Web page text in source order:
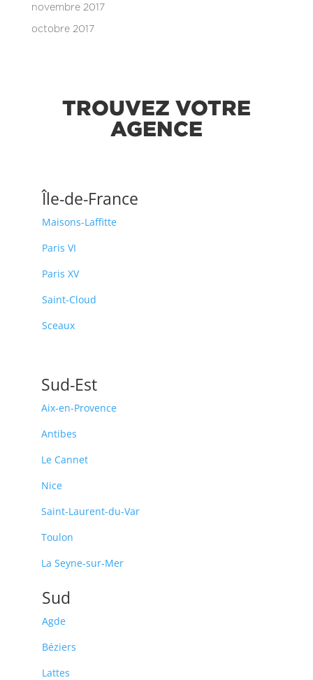
novembre 2017
octobre 2017
TROUVEZ VOTRE
AGENCE
Île-de-France
Maisons-Laffitte
Paris VI
Paris XV
Saint-Cloud
Sceaux
Sud-Est
Aix-en-Provence
Antibes
Le Cannet
Nice
Saint-Laurent-du-Var
Toulon
La Seyne-sur-Mer
Sud
Agde
Béziers
Lattes